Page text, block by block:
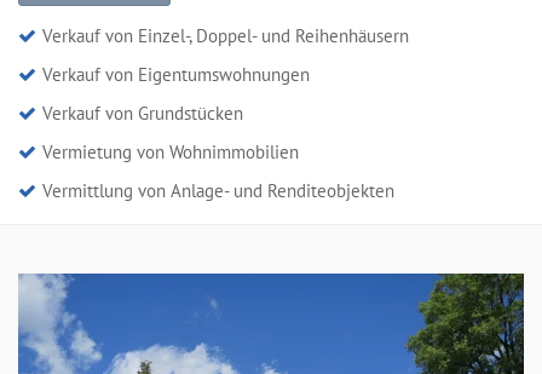
Verkauf von Einzel-, Doppel- und Reihenhäusern
Verkauf von Eigentumswohnungen
Verkauf von Grundstücken
Vermietung von Wohnimmobilien
Vermittlung von Anlage- und Renditeobjekten